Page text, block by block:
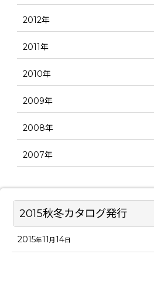
2015秋冬カタログ発行
2015年11月14日
2012年
2011年
2010年
2009年
2008年
2007年